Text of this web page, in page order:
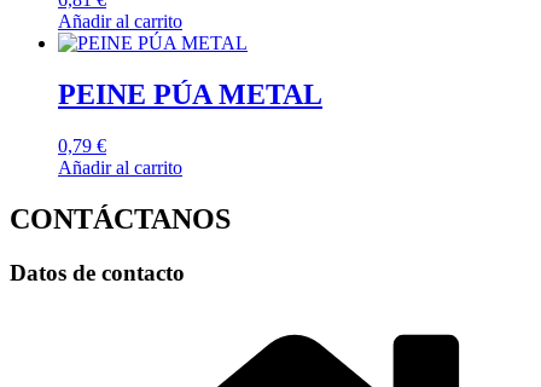
Añadir al carrito
PEINE PÚA METAL
0,79 €
Añadir al carrito
CONTÁCTANOS
Datos de contacto